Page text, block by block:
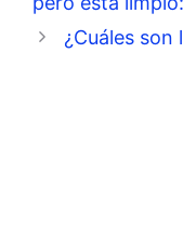
¿Cuáles son